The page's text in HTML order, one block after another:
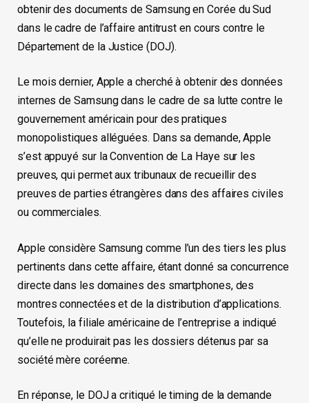
obtenir des documents de Samsung en Corée du Sud
dans le cadre de l’affaire antitrust en cours contre le
Département de la Justice (DOJ).
Le mois dernier, Apple a cherché à obtenir des données
internes de Samsung dans le cadre de sa lutte contre le
gouvernement américain pour des pratiques
monopolistiques alléguées. Dans sa demande, Apple
s’est appuyé sur la Convention de La Haye sur les
preuves, qui permet aux tribunaux de recueillir des
preuves de parties étrangères dans des affaires civiles
ou commerciales.
Apple considère Samsung comme l’un des tiers les plus
pertinents dans cette affaire, étant donné sa concurrence
directe dans les domaines des smartphones, des
montres connectées et de la distribution d’applications.
Toutefois, la filiale américaine de l’entreprise a indiqué
qu’elle ne produirait pas les dossiers détenus par sa
société mère coréenne.
En réponse, le DOJ a critiqué le timing de la demande